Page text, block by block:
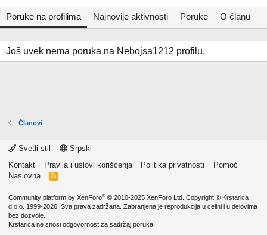
Poruke na profilima Najnovije aktivnosti Poruke O članu
Još uvek nema poruka na Nebojsa1212 profilu.
Članovi
Svetli stil
Srpski
Kontakt
Pravila i uslovi korišćenja Politika privatnosti
Pomoć
Naslovna
R
Community platform by XenForo® © 2010-2025 XenForo Ltd. Copyright © Krstarica
d.o.o. 1999-2026. Sva prava zadržana. Zabranjena je reprodukcija u celini i u delovima
bez dozvole.
Krstarica ne snosi odgovornost za sadržaj poruka.